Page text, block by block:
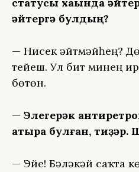
әйтергә булдың?
— Нисек әйтмәйһең?
тейеш. Ул бит минең
бөтөн.
— Элегерәк
ҡатыраҡ булған,
— Эйе! Бәләкәй саҡта